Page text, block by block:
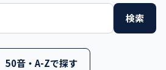
検索
50音・A-Zで探す